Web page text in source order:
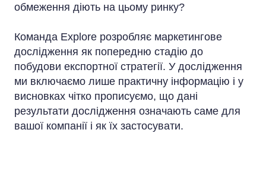
обмеження діють на цьому ринку?
Команда Explore розробляє маркетингове
дослідження як попередню стадію до
побудови експортної стратегії. У дослідження
ми включаємо лише практичну інформацію і у
висновках чітко прописуємо, що дані
результати дослідження означають саме для
вашої компанії і як їх застосувати.